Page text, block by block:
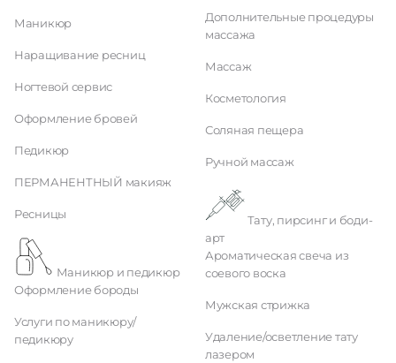
Маникюр
Наращивание ресниц
Ногтевой сервис
Оформление бровей
Педикюр
ПЕРМАНЕНТНЫЙ макияж
Ресницы
Маникюр и педикюр
Оформление бороды
Услуги по маникюру/
педикюру
Дополнительные процедуры
массажа
Массаж
Косметология
Соляная пещера
Ручной массаж
арт
Ароматическая свеча из
соевого воска
Мужская стрижка
Удаление/осветление тату
лазером